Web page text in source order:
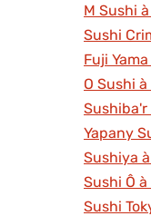
M Sushi
Sushi
Fuji
O Sushi à
Sushiba'r
Yapany
Sushiya
Sushi Ô à
Sushi